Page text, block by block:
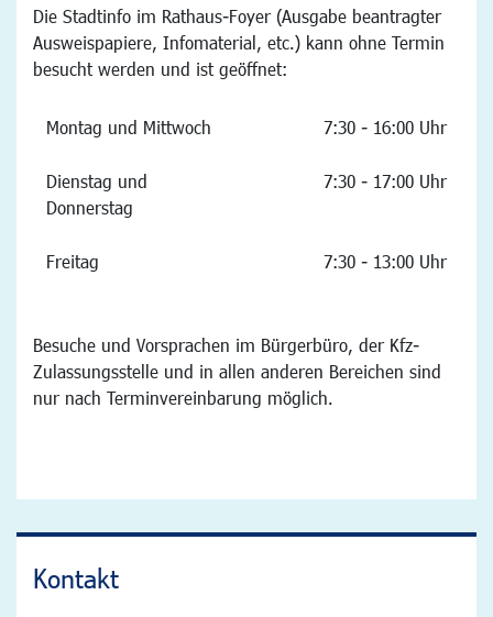
Die Stadtinfo im Rathaus-Foyer (Ausgabe beantragter
Ausweispapiere, Infomaterial, etc.) kann ohne Termin
besucht werden und ist geöffnet:
Montag und Mittwoch 7:30 - 16:00 Uhr
Dienstag und
Donnerstag
7:30 - 17:00 Uhr
Freitag 7:30 - 13:00 Uhr
Besuche und Vorsprachen im Bürgerbüro, der Kfz-
Zulassungsstelle und in allen anderen Bereichen sind
nur nach Terminvereinbarung möglich.
Kontakt